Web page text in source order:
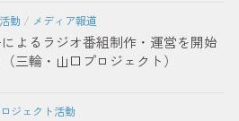
動 / メディア報道
よるラジオ番組制作・運営を開始
三輪・山口プロジェクト）
ジェクト活動